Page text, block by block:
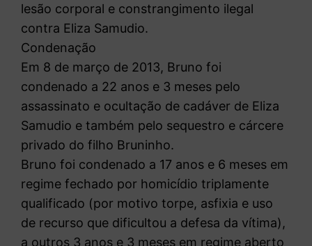
lesão corporal e constrangimento ilegal
contra Eliza Samudio.
Condenação
Em 8 de março de 2013, Bruno foi
condenado a 22 anos e 3 meses pelo
assassinato e ocultação de cadáver de Eliza
Samudio e também pelo sequestro e cárcere
privado do filho Bruninho.
Bruno foi condenado a 17 anos e 6 meses em
regime fechado por homicídio triplamente
qualificado (por motivo torpe, asfixia e uso
de recurso que dificultou a defesa da vítima),
a outros 3 anos e 3 meses em regime aberto